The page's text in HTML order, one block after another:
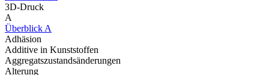
3D-Druck
A
Überblick A
Adhäsion
Additive in Kunststoffen
Aggregatszustandsänderungen
Alterung